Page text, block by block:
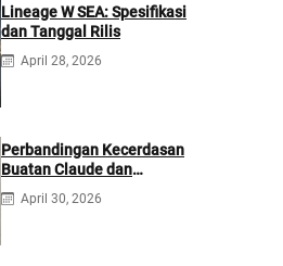
Lineage W SEA: Spesifikasi
dan Tanggal Rilis
April 28, 2026
Perbandingan Kecerdasan
Buatan Claude dan
ChatGPT: Mana yang
Lebih Baik?
April 30, 2026